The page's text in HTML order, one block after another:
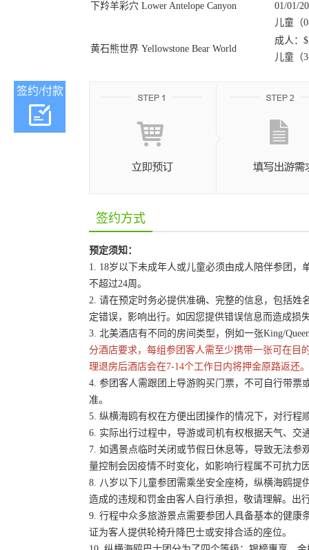
下羚羊彩穴 Lower Antelope Canyon
01/01/
儿童（
黄石熊世界 Yellowstone Bear World
成人：
儿童（
签约/付款
签约方式
预定须知：
1. 18岁以下未成年人或儿童必须由成人陪伴参团
不超过24周。
2. 请在预定时务必提供准确、完整的信息，包括
定错误，影响出行。如因您提供错误信息而造成损
3. 北美酒店有不同的房间类型，例如一张King/
分酒店要求，每组参团客人需至少携带一张可在目
理退房后酒店会在7-14个工作日内将押金原路返还。
4. 参团客人需跟团上导游购买门票，不可自行带票
准。
5. 纵横海鸥有权在方便出团操作的情况下，对行
6. 实际出行过程中，导游或司机有权根据天气、
7. 如遇景点临时关闭或节假日休息等，导致无法
量控制会因疫情不时变化，如影响行程属不可抗力
8. 八岁以下儿童参团需乘坐安全座椅，纵横海鸥提
造成的违规和罚金由客人自行承担，敬请理解。出
9. 行程中众多旅游景点需要参团人具备基本的健
证为客人提供轮椅升降巴士或安排合适的座位。